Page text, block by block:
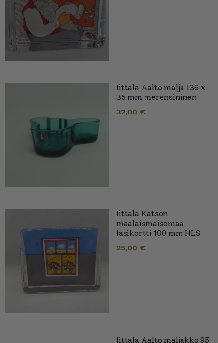
Iittala Aalto malja 136 x
35 mm merensininen
32,00 €
Iittala Katson
maalaismaisemaa
lasikortti 100 mm HLS
25,00 €
Iittala Aalto maljakko 95